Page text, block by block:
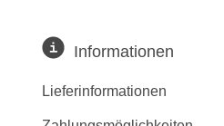
Informationen
Lieferinformationen